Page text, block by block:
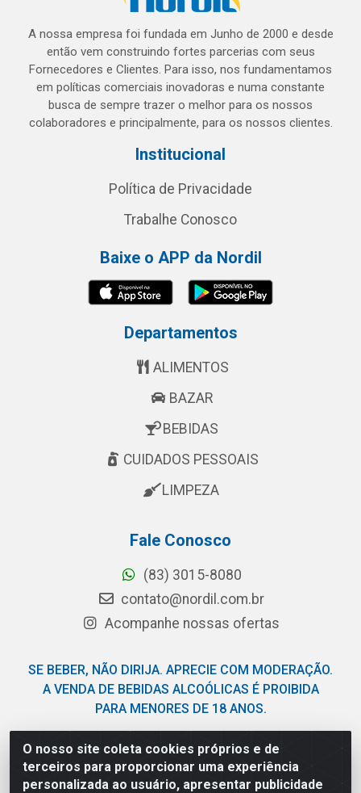
O nosso site coleta cookies próprios e de
terceiros para proporcionar uma experiência
personalizada ao usuário, apresentar publicidade
A nossa empresa foi fundada em Junho de 2000 e desde
então vem construindo fortes parcerias com seus
Fornecedores e Clientes. Para isso, nos fundamentamos
em políticas comerciais inovadoras e numa constante
busca de sempre trazer o melhor para os nossos
colaboradores e principalmente, para os nossos clientes.
Institucional
Política de Privacidade
Trabalhe Conosco
Baixe o APP da Nordil
Departamentos
ALIMENTOS
BAZAR
BEBIDAS
CUIDADOS PESSOAIS
LIMPEZA
Fale Conosco
(83) 3015-8080
contato@nordil.com.br
Acompanhe nossas ofertas
SE BEBER, NÃO DIRIJA. APRECIE COM MODERAÇÃO.
A VENDA DE BEBIDAS ALCOÓLICAS É PROIBIDA
PARA MENORES DE 18 ANOS.
Nordil Distribuidora - Avenida Liberdade, 2738, Bloco F -
Sesi - Bayeux/PB - CEP 58.111-400 - CNPJ